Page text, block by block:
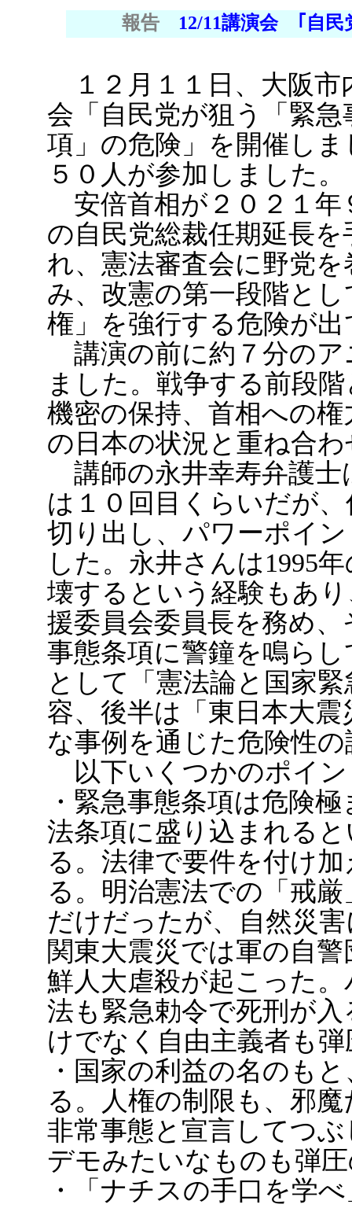
報告 12/11講演会 ｢自民
１２月１１日、大阪市
会「自民党が狙う「緊急
項」の危険」を開催し
５０人が参加しました。
安倍首相が２０２１年
の自民党総裁任期延長を
れ、憲法審査会に野党を
み、改憲の第一段階と
権」を強行する危険が
講演の前に約７分のア
ました。戦争する前段
機密の保持、首相への
の日本の状況と重ね合
講師の永井幸寿弁護士
は１０回目くらいだが
切り出し、パワーポイ
した。永井さんは1995
壊するという経験もあ
援委員会委員長を務め
事態条項に警鐘を鳴ら
として「憲法論と国家
容、後半は「東日本大
な事例を通じた危険性
以下いくつかのポイン
・緊急事態条項は危険
法条項に盛り込まれる
る。法律で要件を付け
る。明治憲法での「戒
だけだったが、自然災
関東大震災では軍の自
鮮人大虐殺が起こった
法も緊急勅令で死刑が
けでなく自由主義者も
・国家の利益の名のも
る。人権の制限も、邪
非常事態と宣言してつ
デモみたいなものも弾
・「ナチスの手口を学